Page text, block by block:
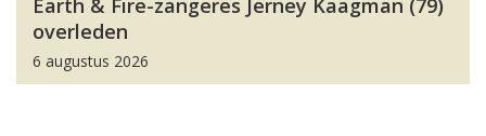
Earth & Fire-zangeres Jerney Kaagman (79)
overleden
6 augustus 2026